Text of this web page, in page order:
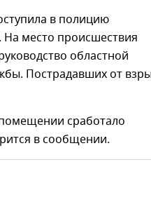
в полицию
На место происшествия
областной
Пострадавших от
сработало
в сообщении.